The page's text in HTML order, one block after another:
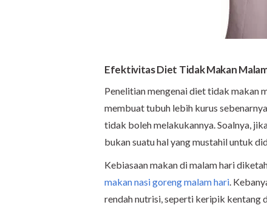
Efektivitas Diet Tidak Makan
Penelitian mengenai diet tidak makan
membuat tubuh lebih kurus
tidak boleh melakukannya. Soalnya,
bukan suatu hal yang mustahil untuk
Kebiasaan makan di malam hari
makan nasi goreng malam hari.
rendah nutrisi, seperti keripik kentang